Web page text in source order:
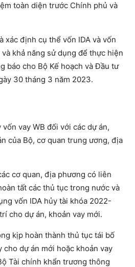
toàn diện trước Chính phủ và
xác định cụ thể vốn IDA và vốn
khả năng sử dụng để thực hiện
báo cho Bộ Kế hoạch và Đầu tư
30 tháng 3 năm 2023.
vay WB đối với các dự án,
của Bộ, cơ quan trung ương, địa
cơ quan, địa phương có liên
tất các thủ tục trong nước và
vốn IDA hủy tài khóa 2022-
cho dự án, khoản vay mới.
kịp hoàn thành thủ tục tái bố
cho dự án mới hoặc khoản vay
Tài chính khẩn trương thông